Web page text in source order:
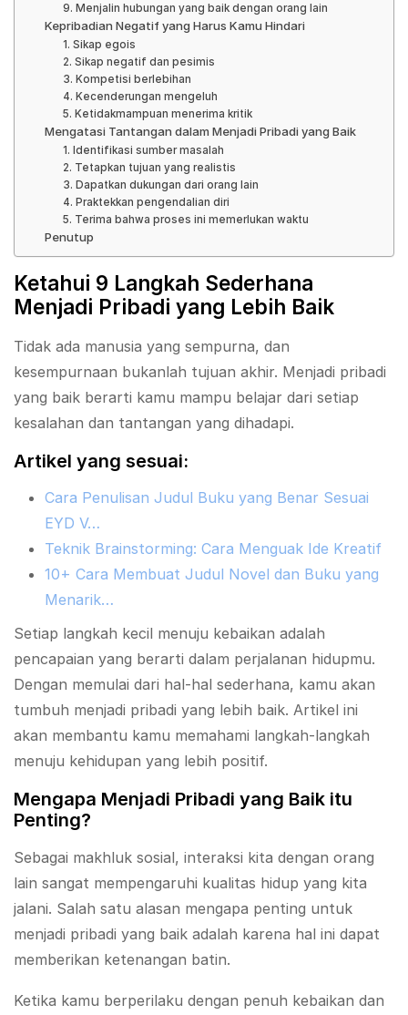
9. Menjalin hubungan yang baik dengan orang lain
Kepribadian Negatif yang Harus Kamu Hindari
1. Sikap egois
2. Sikap negatif dan pesimis
3. Kompetisi berlebihan
4. Kecenderungan mengeluh
5. Ketidakmampuan menerima kritik
Mengatasi Tantangan dalam Menjadi Pribadi yang Baik
1. Identifikasi sumber masalah
2. Tetapkan tujuan yang realistis
3. Dapatkan dukungan dari orang lain
4. Praktekkan pengendalian diri
5. Terima bahwa proses ini memerlukan waktu
Penutup
Ketahui 9 Langkah Sederhana
Menjadi Pribadi yang Lebih Baik
Tidak ada manusia yang sempurna, dan
kesempurnaan bukanlah tujuan akhir. Menjadi pribadi
yang baik berarti kamu mampu belajar dari setiap
kesalahan dan tantangan yang dihadapi.
Artikel yang sesuai:
Cara Penulisan Judul Buku yang Benar Sesuai
EYD V…
Teknik Brainstorming: Cara Menguak Ide Kreatif
10+ Cara Membuat Judul Novel dan Buku yang
Menarik…
Setiap langkah kecil menuju kebaikan adalah
pencapaian yang berarti dalam perjalanan hidupmu.
Dengan memulai dari hal-hal sederhana, kamu akan
tumbuh menjadi pribadi yang lebih baik. Artikel ini
akan membantu kamu memahami langkah-langkah
menuju kehidupan yang lebih positif.
Mengapa Menjadi Pribadi yang Baik itu
Penting?
Sebagai makhluk sosial, interaksi kita dengan orang
lain sangat mempengaruhi kualitas hidup yang kita
jalani. Salah satu alasan mengapa penting untuk
menjadi pribadi yang baik adalah karena hal ini dapat
memberikan ketenangan batin.
Ketika kamu berperilaku dengan penuh kebaikan dan